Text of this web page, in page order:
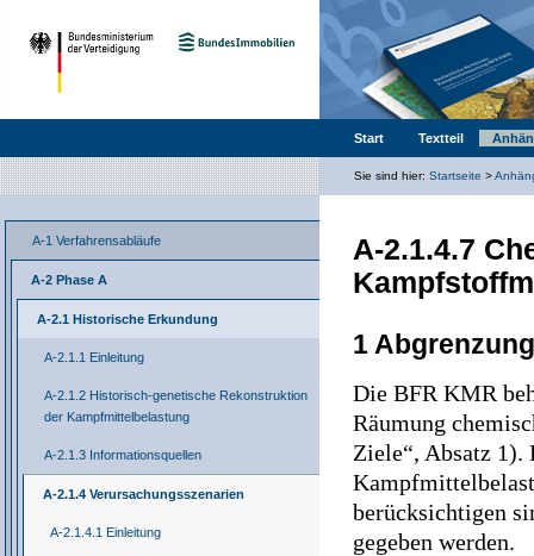
Start Textteil
Sie sind hier: Startseite >
A-1 Verfahrensabläufe
A-2 Phase A
A-2.1 Historische Erkundung
A-2.1.1 Einleitung
A-2.1.2 Historisch-genetische Rekonstruktion
der Kampfmittelbelastung
A-2.1.3 Informationsquellen
A-2.1.4 Verursachungsszenarien
A-2.1.4.1 Einleitung
A-2.1.4.7
1
Die BFR KMR
Räumung
Ziele“, Absatz 1).
berücksichtigen
gegeben werden.